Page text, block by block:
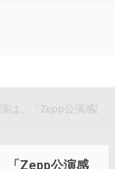
は、「Zepp公演感
「Zepp公演感